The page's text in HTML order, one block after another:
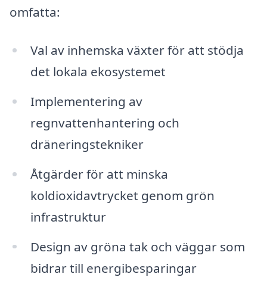
omfatta:
Val av inhemska växter för att stödja
det lokala ekosystemet
Implementering av
regnvattenhantering och
dräneringstekniker
Åtgärder för att minska
koldioxidavtrycket genom grön
infrastruktur
Design av gröna tak och väggar som
bidrar till energibesparingar